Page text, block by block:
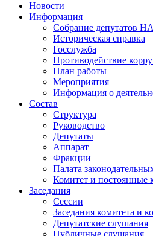
Новости
Информация
Собрание депутатов
Историческая справка
Госслужба
Противодействие
План работы
Мероприятия
Информация о
Состав
Структура
Руководство
Депутаты
Аппарат
Фракции
Палата
Комитет и постоянные
Заседания
Сессии
Заседания комитета и
Депутатские слушания
Публичные слушания